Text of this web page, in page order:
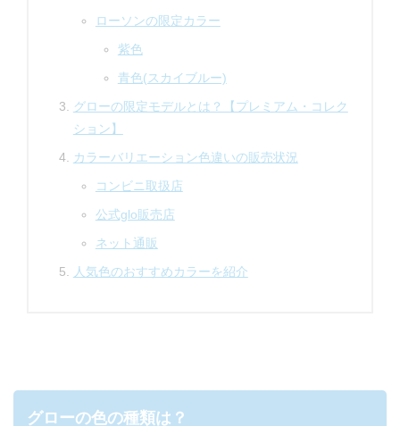
ローソンの限定カラー
紫色
青色(スカイブルー)
グローの限定モデルとは？【プレミアム・コレク
ション】
カラーバリエーション色違いの販売状況
コンビニ取扱店
公式glo販売店
ネット通販
人気色のおすすめカラーを紹介
グローの色の種類は？